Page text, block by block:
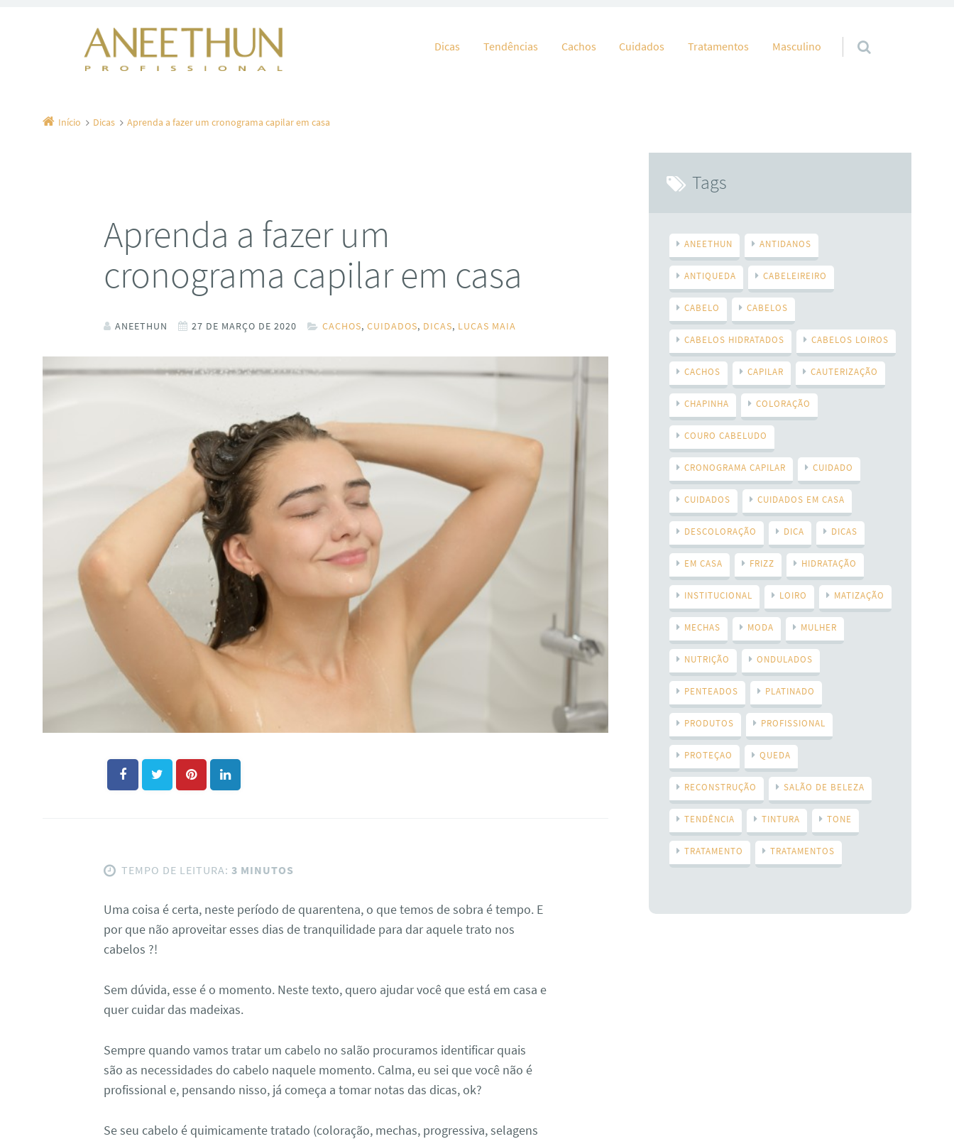
Pular para o conteúdo
Dicas Tendências Cachos Cuidados Tratamentos Masculino
Início Dicas Aprenda a fazer um cronograma capilar em casa
Aprenda a fazer um
cronograma capilar em casa
ANEETHUN 27 DE MARÇO DE 2020 CACHOS,CUIDADOS, DICAS, LUCAS MAIA
TEMPO DE LEITURA: 3 MINUTOS
Uma coisa é certa, neste período de quarentena, o que temos de sobra é tempo. E
por que não aproveitar esses dias de tranquilidade para dar aquele trato nos
cabelos ?!
Sem dúvida, esse é o momento. Neste texto, quero ajudar você que está em casa e
quer cuidar das madeixas.
Sempre quando vamos tratar um cabelo no salão procuramos identificar quais
são as necessidades do cabelo naquele momento. Calma, eu sei que você não é
profissional e, pensando nisso, já começa a tomar notas das dicas, ok?
Se seu cabelo é quimicamente tratado (coloração, mechas, progressiva, selagens
Tags
ANEETHUN ANTIDANOS
ANTIQUEDA CABELEIREIRO
CABELO CABELOS
CABELOS HIDRATADOS CABELOS LOIROS
CACHOS CAPILAR CAUTERIZAÇÃO
CHAPINHA COLORAÇÃO
COURO CABELUDO
CRONOGRAMA CAPILAR CUIDADO
CUIDADOS CUIDADOS EM CASA
DESCOLORAÇÃO DICA DICAS
EM CASA FRIZZ HIDRATAÇÃO
INSTITUCIONAL LOIRO MATIZAÇÃO
MECHAS MODA MULHER
NUTRIÇÃO ONDULADOS
PENTEADOS PLATINADO
PRODUTOS PROFISSIONAL
PROTEÇAO QUEDA
RECONSTRUÇÃO SALÃO DE BELEZA
TENDÊNCIA TINTURA TONE
TRATAMENTO TRATAMENTOS